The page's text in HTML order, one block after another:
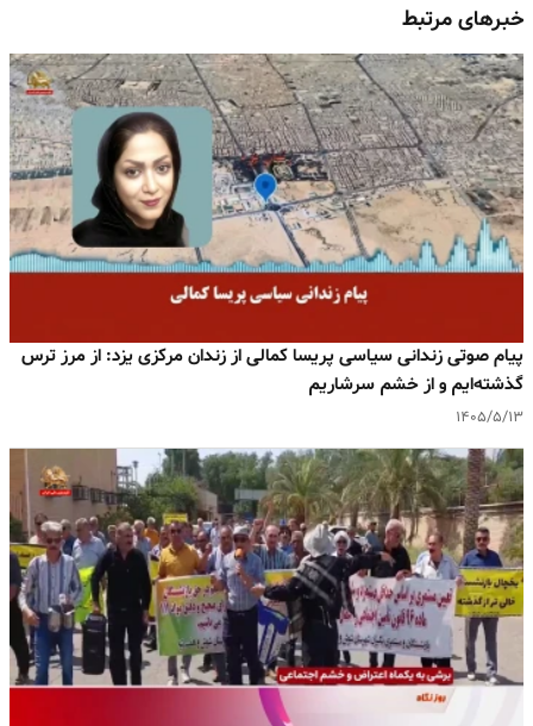
خبرهای مرتبط
پیام صوتی زندانی سیاسی پریسا کمالی از زندان مرکزی یزد: از مرز ترس
گذشته‌ایم و از خشم سرشاریم
۱۴۰۵/۵/۱۳